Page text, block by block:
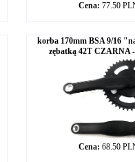
Cena: 77.50
korba 170mm BSA 9/16
zębatką 42T CZARNA
Cena: 68.50